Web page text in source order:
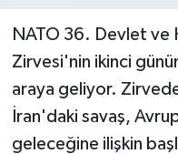
NATO 36. Devlet ve
Zirvesi'nin ikinci
araya geliyor.
İran'daki savaş,
geleceğine ilişkin